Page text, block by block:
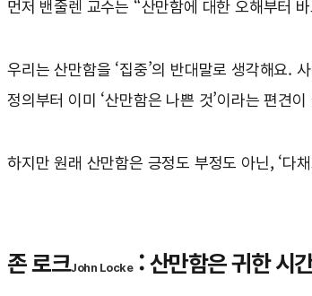
먼저 밴줄렌 교수는 “산만함에 대한 오해부터
우리는 산만함을 ‘집중’의 반대말로 생각해요.
정의부터 이미 ‘산만함은 나쁜 것’이라는 편견
하지만 원래 산만함은 긍정도 부정도 아닌, ‘다
존 로크John Locke: 산만함은 귀한 시